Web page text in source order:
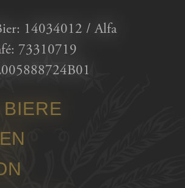
14034012 / Alfa
73310719